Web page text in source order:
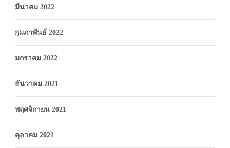
มีนาคม 2022
กุมภาพันธ์ 2022
มกราคม 2022
ธันวาคม 2021
พฤศจิกายน 2021
ตุลาคม 2021